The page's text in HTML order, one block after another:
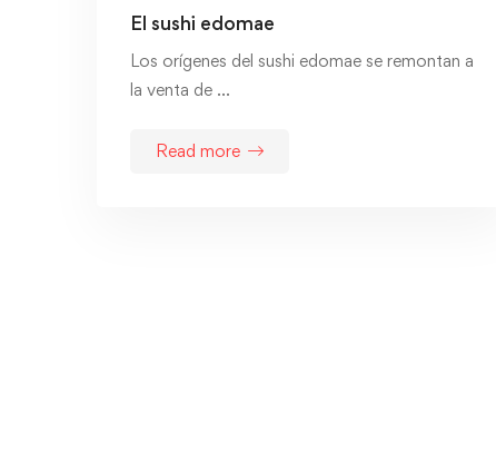
El sushi edomae
Los orígenes del sushi edomae se remontan a
la venta de …
Read more